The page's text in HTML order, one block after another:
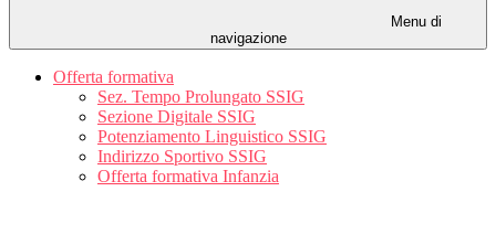
Menu di
navigazione
Offerta formativa
Sez. Tempo Prolungato SSIG
Sezione Digitale SSIG
Potenziamento Linguistico SSIG
Indirizzo Sportivo SSIG
Offerta formativa Infanzia